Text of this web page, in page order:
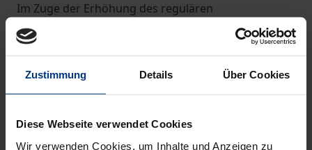
Zustimmung Details Über Cookies
Diese Webseite verwendet Cookies
Wir verwenden Cookies, um Inhalte und Anzeigen zu
Im Zuge der Erhöhung des regulären
Renteneintrittsalters auf 67 wird stärker
individualisierten Formen des Altersübergangs – wie
der (echten) Altersteilzeit und der im Rahmen der
geschenkt. Zwar wird schon seit Jahrzehnten immer
wieder über gleitende Übergänge in den Ruhestand